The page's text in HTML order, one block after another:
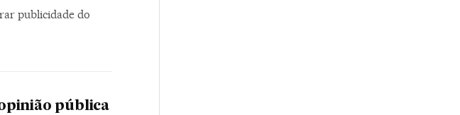
publicidade do
pública